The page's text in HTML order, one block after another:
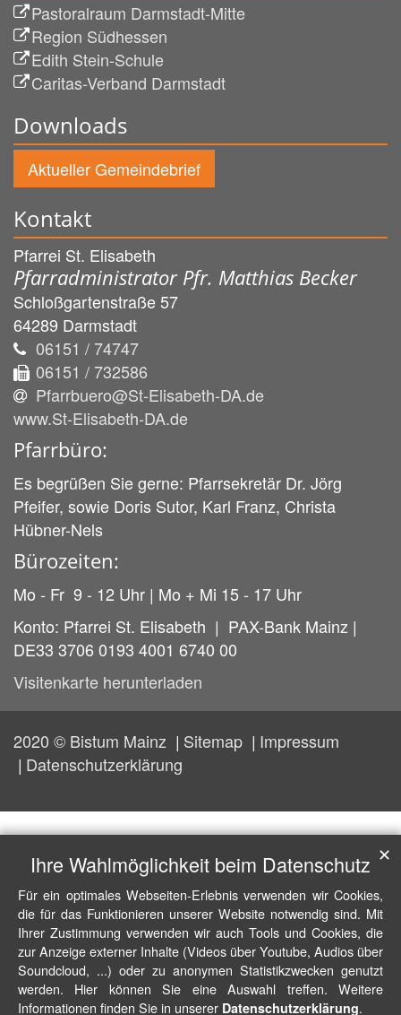
Pastoralraum Darmstadt-Mitte
Region Südhessen
Edith Stein-Schule
Caritas-Verband Darmstadt
Downloads
Aktueller Gemeindebrief
Kontakt
Pfarrei St. Elisabeth
Pfarradministrator Pfr. Matthias Becker
Schloßgartenstraße 57
64289 Darmstadt
06151 / 74747
06151 / 732586
Pfarrbuero@St-Elisabeth-DA.de
www.St-Elisabeth-DA.de
Pfarrbüro:
Es begrüßen Sie gerne: Pfarrsekretär Dr. Jörg
Pfeifer, sowie Doris Sutor, Karl Franz, Christa
Hübner-Nels
Bürozeiten:
Mo - Fr 9 - 12 Uhr | Mo + Mi 15 - 17 Uhr
Konto: Pfarrei St. Elisabeth | PAX-Bank Mainz |
DE33 3706 0193 4001 6740 00
Visitenkarte herunterladen
2020 © Bistum Mainz Sitemap
Impressum
Datenschutzerklärung
Ihre Wahlmöglichkeit beim Datenschutz
Für ein optimales Webseiten-Erlebnis verwenden wir Cookies,
die für das Funktionieren unserer Website notwendig sind. Mit
Ihrer Zustimmung verwenden wir auch Tools und Cookies, die
zur Anzeige externer Inhalte (Videos über Youtube, Audios über
Soundcloud, ...) oder zu anonymen Statistikzwecken genutzt
werden. Hier können Sie eine Auswahl treffen. Weitere
Informationen finden Sie in unserer Datenschutzerklärung.
✕